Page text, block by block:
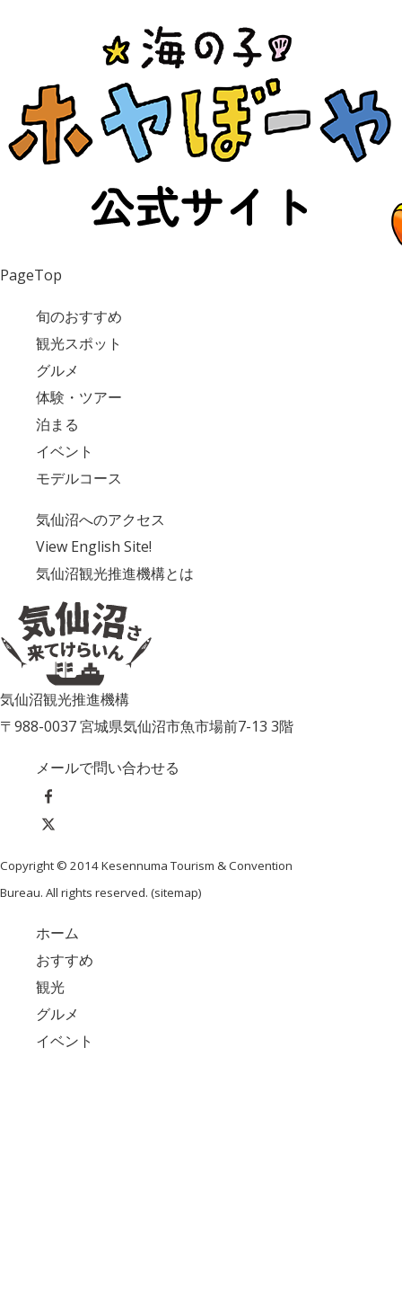
PageTop
旬のおすすめ
観光スポット
グルメ
体験・ツアー
泊まる
イベント
モデルコース
気仙沼へのアクセス
View English Site!
気仙沼観光推進機構とは
気仙沼観光推進機構
〒988-0037 宮城県気仙沼市魚市場前7-13 3階
メールで問い合わせる
Copyright © 2014 Kesennuma Tourism & Convention
Bureau. All rights reserved. (sitemap)
ホーム
おすすめ
観光
グルメ
イベント